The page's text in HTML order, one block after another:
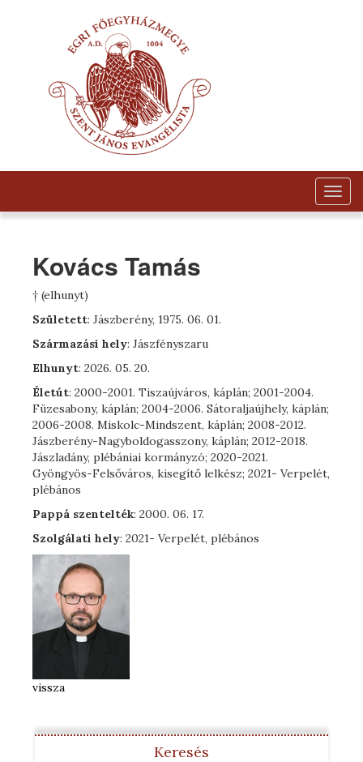
Kovács Tamás
† (elhunyt)
Született: Jászberény, 1975. 06. 01.
Származási hely: Jászfényszaru
Elhunyt: 2026. 05. 20.
Életút: 2000-2001. Tiszaújváros, káplán; 2001-2004.
Füzesabony, káplán; 2004-2006. Sátoraljaújhely, káplán;
2006-2008. Miskolc-Mindszent, káplán; 2008-2012.
Jászberény-Nagyboldogasszony, káplán; 2012-2018.
Jászladány, plébániai kormányzó; 2020-2021.
Gyöngyös-Felsőváros, kisegítő lelkész; 2021- Verpelét,
plébános
Pappá szentelték: 2000. 06. 17.
Szolgálati hely: 2021- Verpelét, plébános
vissza
Keresés